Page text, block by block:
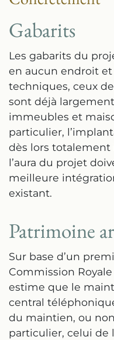
Gabarits
Les gabarits du
en aucun endroit
techniques, ceux
sont déjà
immeubles et
particulier,
dès lors totalement
l’aura du projet
meilleure
existant.
Patrimoine
Sur base d’un
Commission
estime que le
central
du maintien, ou
particulier, celui de